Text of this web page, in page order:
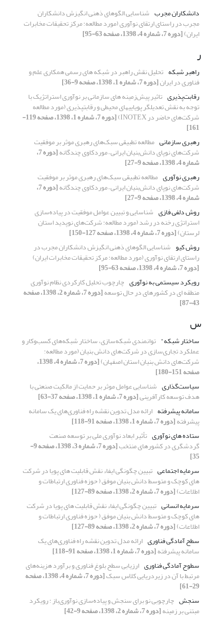
دانشکاران مجرب شناسایی الگوهای ذهنی انگیزش دانشکاران
مجرب در راستای ارتقای نوآوری (مورد مطالعه:‌ مرکز تحقیقات مخابرات
ایران)[دوره 7، شماره 4، 1398، صفحه 63-95]
ر
راهبر شبکه تحلیل نقش راهبر در شبکه های رسمی همکاری علم و
فناوری در ایران[دوره 7، شماره 1، 1398، صفحه 9-36]
رقابت‌پذیری تاثیر پیش‌زمینه های سازمانی بر نوآوری استراتژیک با
توجه به نقش تعدیل‎گر پویایی‎های محیطی و رقابت‎پذیری (مورد مطالعه
شرکت‌های حاضر در INOTEX) [دوره 7، شماره 1، 1398، صفحه 119-
161]
رهبری سازمانی مطالعه تطبیقی سبک‌های رهبری موثر بر موفقیت
شرکت‌های نوپای دانش‌بنیان ایرانی – موردکاوی چندگانه [دوره 7،
شماره 4، 1398، صفحه 9-27]
رهبری نوآوری مطالعه تطبیقی سبک‌های رهبری موثر بر موفقیت
شرکت‌های نوپای دانش‌بنیان ایرانی – موردکاوی چندگانه [دوره 7،
شماره 4، 1398، صفحه 9-27]
روش‌ دلفی‌ فازی شناسایی و تبیین عوامل موفقیت در پیاده‌سازی
استراتژی رخنه‌ در‌ رشد (مورد مطالعه: شرکت‌های‌ نوپدید استان‌
لرستان)[دوره 7، شماره 4، 1398، صفحه 127-150]
روش کیو شناسایی الگوهای ذهنی انگیزش دانشکاران مجرب در
راستای ارتقای نوآوری (مورد مطالعه:‌ مرکز تحقیقات مخابرات ایران)
[دوره 7، شماره 4، 1398، صفحه 63-95]
رویکرد سیستمی به نوآوری چارچوب تحلیل کارکردی نظام نوآوری
منطقه ای در کشورهای در حال توسعه [دوره 7، شماره 2، 1398، صفحه
43-87]
س
ساختار شبکه" توانمندی شبکه‌سازی، ساختار شبکه‌های کسب‌وکار و
عملکرد تجاری‌سازی در شرکت‌های دانش بنیان (مورد مطالعه:
شرکت‌های دانش بنیان استان اصفهان) [دوره 7، شماره 4، 1398،
صفحه 151-180]
سیاست‌گذاری شناسایی عوامل موثر بر حمایت از مالکیت صنعتی با
هدف توسعه کارآفرینی[دوره 7، شماره 1، 1398، صفحه 37-63]
سامانه پیشرفته ارائه مدل تدوین نقشه راه فناوری‌های یک سامانه
پیشرفته[دوره 7، شماره 1، 1398، صفحه 91-118]
ستاده های نوآوری تأثیر ابعاد نوآوری ملی بر توسعه صنعت
گردشگری در کشورهای منتخب [دوره 7، شماره 3، 1398، صفحه 9-
35]
سرمایه اجتماعی تبیین چگونگی ایفاء نقش قابلیت های پویا در شرکت
های کوچک و متوسط دانش بنیان موفق ( حوزه فناوری ارتباطات و
اطلاعات)[دوره 7، شماره 2، 1398، صفحه 89-127]
سرمایه انسانی تبیین چگونگی ایفاء نقش قابلیت های پویا در شرکت
های کوچک و متوسط دانش بنیان موفق ( حوزه فناوری ارتباطات و
اطلاعات)[دوره 7، شماره 2، 1398، صفحه 89-127]
سطح آمادگی فناوری ارائه مدل تدوین نقشه راه فناوری‌های یک
سامانه پیشرفته[دوره 7، شماره 1، 1398، صفحه 91-118]
سطوح آمادگی فناوری ارزیابی سطح بلوغ فناوری و برآورد هزینه‌های
مرتبط با آن در زیردریایی کلاس سبک [دوره 7، شماره 4، 1398، صفحه
29-61]
سنجش چارچوبی نو برای سنجش و پیاده‌سازی نوآوری‌باز : رویکرد
مبتنی بر زمینه[دوره 7، شماره 2، 1398، صفحه 9-42]